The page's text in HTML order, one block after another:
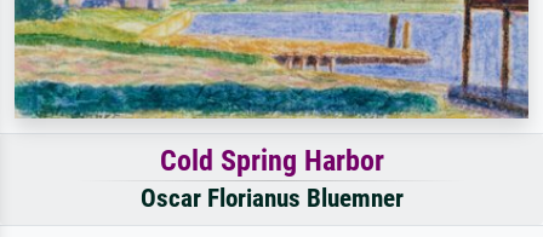
Cold Spring Harbor
Oscar Florianus Bluemner